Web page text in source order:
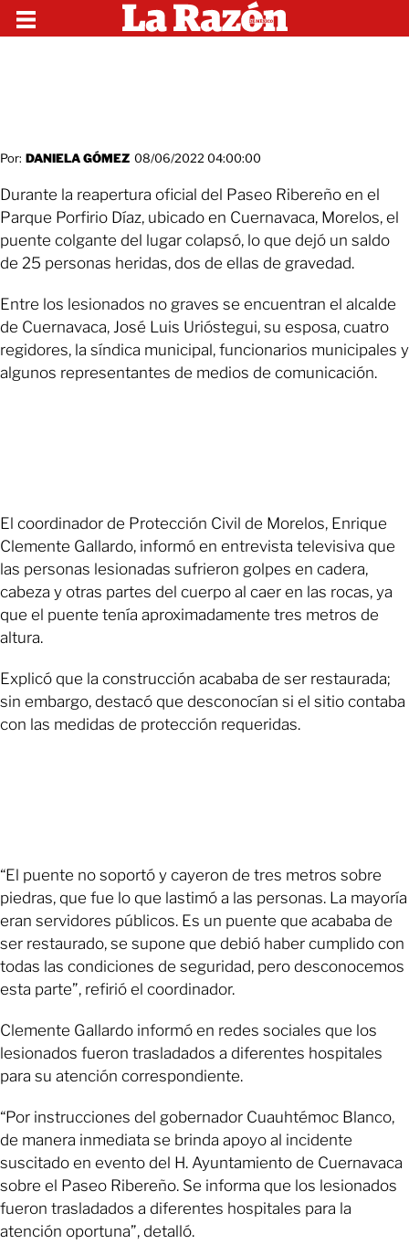
Por: DANIELA GÓMEZ 08/06/2022 04:00:00
Durante la reapertura oficial del Paseo Ribereño en el
Parque Porfirio Díaz, ubicado en Cuernavaca, Morelos, el
puente colgante del lugar colapsó, lo que dejó un saldo
de 25 personas heridas, dos de ellas de gravedad.
Entre los lesionados no graves se encuentran el alcalde
de Cuernavaca, José Luis Urióstegui, su esposa, cuatro
regidores, la síndica municipal, funcionarios municipales y
algunos representantes de medios de comunicación.
El coordinador de Protección Civil de Morelos, Enrique
Clemente Gallardo, informó en entrevista televisiva que
las personas lesionadas sufrieron golpes en cadera,
cabeza y otras partes del cuerpo al caer en las rocas, ya
que el puente tenía aproximadamente tres metros de
altura.
Explicó que la construcción acababa de ser restaurada;
sin embargo, destacó que desconocían si el sitio contaba
con las medidas de protección requeridas.
“El puente no soportó y cayeron de tres metros sobre
piedras, que fue lo que lastimó a las personas. La mayoría
eran servidores públicos. Es un puente que acababa de
ser restaurado, se supone que debió haber cumplido con
todas las condiciones de seguridad, pero desconocemos
esta parte”, refirió el coordinador.
Clemente Gallardo informó en redes sociales que los
lesionados fueron trasladados a diferentes hospitales
para su atención correspondiente.
“Por instrucciones del gobernador Cuauhtémoc Blanco,
de manera inmediata se brinda apoyo al incidente
suscitado en evento del H. Ayuntamiento de Cuernavaca
sobre el Paseo Ribereño. Se informa que los lesionados
fueron trasladados a diferentes hospitales para la
atención oportuna”, detalló.